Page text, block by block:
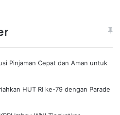
Pinjaman Cepat dan Aman untuk
HUT RI ke-79 dengan Parade